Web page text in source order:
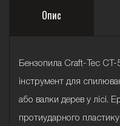
Опис
Бензопила Craft-Tec
інструмент для
або валки дерев у лісі.
протиударного пластику